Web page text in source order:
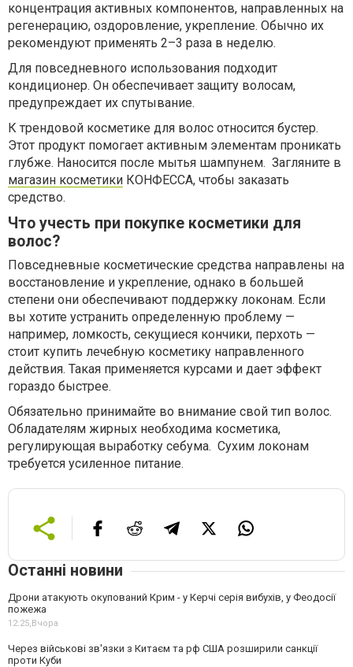
концентрация активных компонентов, направленных на
регенерацию, оздоровление, укрепление. Обычно их
рекомендуют применять 2–3 раза в неделю.
Для повседневного использования подходит
кондиционер. Он обеспечивает защиту волосам,
предупреждает их спутывание.
К трендовой косметике для волос относится бустер.
Этот продукт помогает активным элементам проникать
глубже. Наносится после мытья шампунем. Загляните в
магазин косметики КОНФЕССА, чтобы заказать
средство.
Что учесть при покупке косметики для
волос?
Повседневные косметические средства направлены на
восстановление и укрепление, однако в большей
степени они обеспечивают поддержку локонам. Если
вы хотите устранить определенную проблему —
например, ломкость, секущиеся кончики, перхоть —
стоит купить лечебную косметику направленного
действия. Такая применяется курсами и дает эффект
гораздо быстрее.
Обязательно принимайте во внимание свой тип волос.
Обладателям жирных необходима косметика,
регулирующая выработку себума. Сухим локонам
требуется усиленное питание.
Останні новини
Дрони атакують окупований Крим - у Керчі серія вибухів, у Феодосії
пожежа
12:25,Вчора
Через військові зв'язки з Китаєм та рф США розширили санкції
проти Куби